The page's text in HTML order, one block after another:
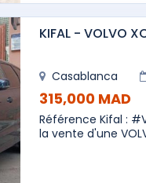
KIFAL - VOLVO
Casablanca
315,000 MAD
Référence Kifal :
la vente d'une